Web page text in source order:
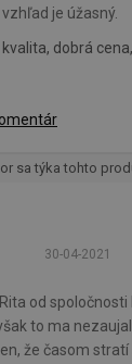
je úžasný.
dobrá cena,
sa týka tohto
30-04-2021
od
to ma
že časom